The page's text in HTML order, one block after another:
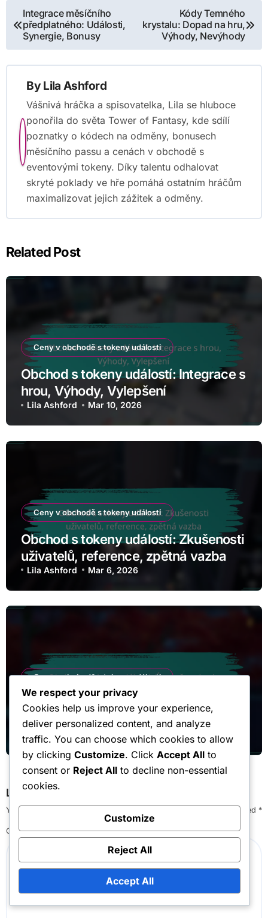
Post
navigation
Integrace měsíčního
předplatného: Události,
Synergie, Bonusy
Kódy Temného
krystalu: Dopad na hru,
Výhody, Nevýhody
By Lila Ashford
Vášnivá hráčka a spisovatelka, Lila se hluboce
ponořila do světa Tower of Fantasy, kde sdílí
poznatky o kódech na odměny, bonusech
měsíčního passu a cenách v obchodě s
eventovými tokeny. Díky talentu odhalovat
skryté poklady ve hře pomáhá ostatním hráčům
maximalizovat jejich zážitek a odměny.
Related Post
Ceny v obchodě s tokeny události
Obchod s tokeny událostí: Integrace s
hrou, Výhody, Vylepšení
Lila Ashford Mar 10, 2026
Ceny v obchodě s tokeny události
Obchod s tokeny událostí: Zkušenosti
uživatelů, reference, zpětná vazba
Lila Ashford Mar 6, 2026
Ceny v obchodě s tokeny události
Obchod s tokeny události: Úrovně,
pokrok, odemykatelný obsah
Lila Ashford Mar 4, 2026
Leave a Reply
Your email address will not be published. Required fields are marked *
Comment*
We respect your privacy
Cookies help us improve your experience,
deliver personalized content, and analyze
traffic. You can choose which cookies to allow
by clicking Customize. Click Accept All to
consent or Reject All to decline non-essential
cookies.
Customize
Reject All
Accept All